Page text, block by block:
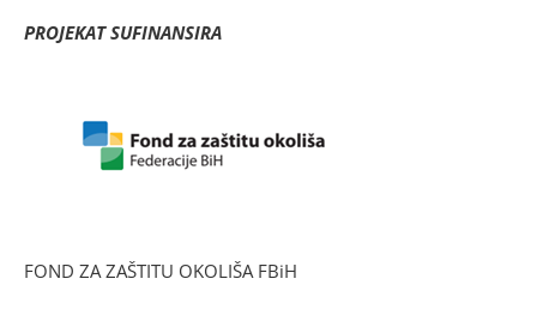
PROJEKAT SUFINANSIRA
FOND ZA ZAŠTITU OKOLIŠA FBiH